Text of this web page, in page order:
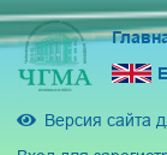
Версия сайта